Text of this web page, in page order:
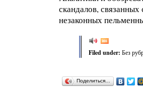
скандалов,
незаконных
Filed under: Без
Поделиться…